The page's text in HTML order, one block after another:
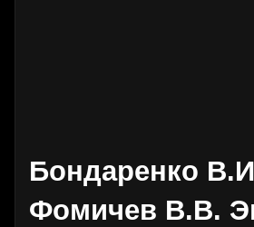
Бондаренко
Фомичев В.В.